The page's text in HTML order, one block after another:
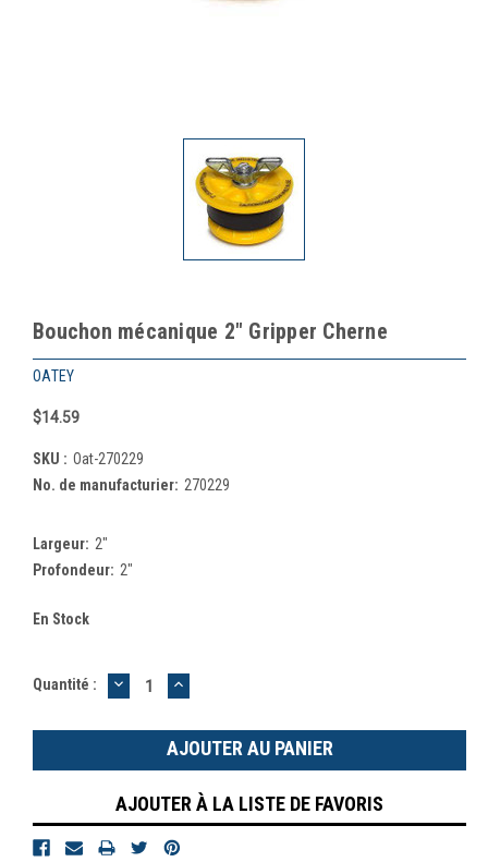
Bouchon mécanique 2" Gripper Cherne
OATEY
$14.59
SKU : Oat-270229
No. de manufacturier: 270229
Largeur: 2"
Profondeur: 2"
En Stock
Quantité : DIMINUER
LA
:
AUGMENTER
LA
:
AJOUTER À LA LISTE DE FAVORIS